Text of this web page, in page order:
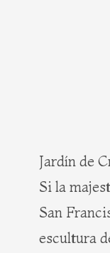
Jardín de
Si la
San
escultura